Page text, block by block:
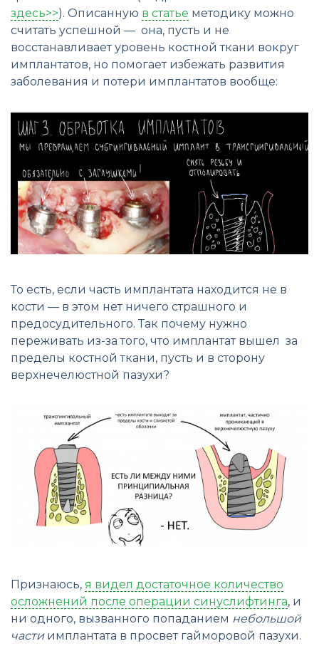
здесь>>). Описанную в статье методику можно
считать успешной — она, пусть и не
восстанавливает уровень костной ткани вокруг
имплантатов, но помогает избежать развития
заболевания и потери имплантатов вообще:
То есть, если часть имплантата находится не в
кости — в этом нет ничего страшного и
предосудительного. Так почему нужно
переживать из-за того, что имплантат вышел за
пределы костной ткани, пусть и в сторону
верхнечелюстной пазухи?
Признаюсь, я видел достаточное количество
осложнений после операции синуслифтинга, и
ни одного, вызванного попаданием небольшой
частиимплантата в просвет гайморовой пазухи.